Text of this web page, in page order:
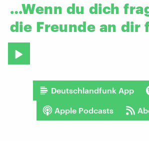
…Wenn du dich
die Freunde an dir
Deutschlandfunk App
Apple Podcasts